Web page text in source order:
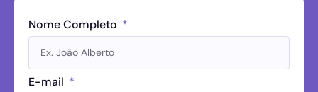
Nome Completo
E-mail